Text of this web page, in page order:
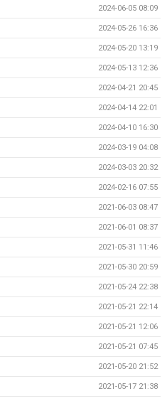
2024-06-05 08:09
2024-05-26 16:36
2024-05-20 13:19
2024-05-13 12:36
2024-04-21 20:45
2024-04-14 22:01
2024-04-10 16:30
2024-03-19 04:08
2024-03-03 20:32
2024-02-16 07:55
2021-06-03 08:47
2021-06-01 08:37
2021-05-31 11:46
2021-05-30 20:59
2021-05-24 22:38
2021-05-21 22:14
2021-05-21 12:06
2021-05-21 07:45
2021-05-20 21:52
2021-05-17 21:38